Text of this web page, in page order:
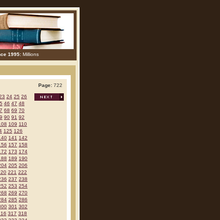
1995: Millions
Page: 722
24 25 26
46 47 48
68 69 70
90 91 92
109 110
125 126
141 142
157 158
173 174
189 190
205 206
221 222
237 238
253 254
269 270
285 286
301 302
317 318